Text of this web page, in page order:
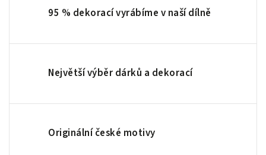
95 % dekorací vyrábíme v naší dílně
Největší výběr dárků a dekorací
Originální české motivy